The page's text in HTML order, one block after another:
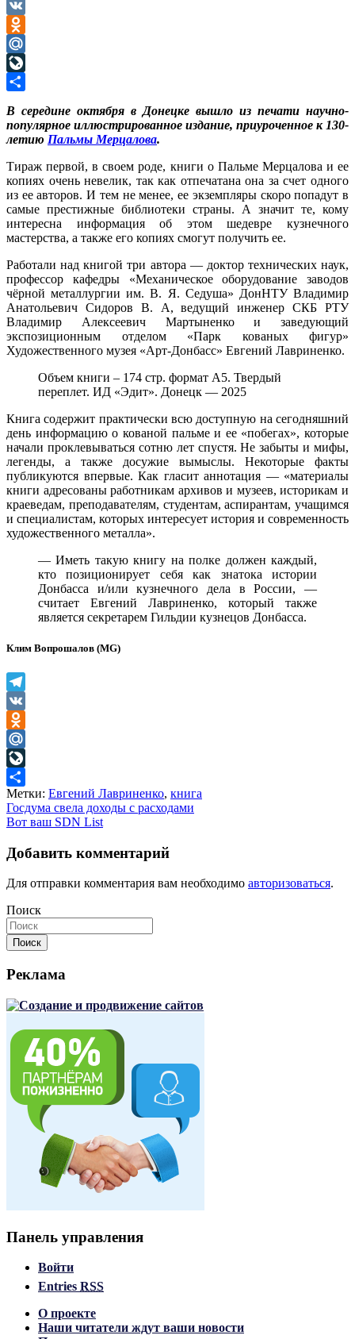
Telegram
VK
Odnoklassniki
Mail.Ru
LiveJournal
В середине октября в Донецке вышло из печати научно-
популярное иллюстрированное издание, приуроченное к 130-
летию Пальмы Мерцалова.
Тираж первой, в своем роде, книги о Пальме Мерцалова и ее
копиях очень невелик, так как отпечатана она за счет одного
из ее авторов. И тем не менее, ее экземпляры скоро попадут в
самые престижные библиотеки страны. А значит те, кому
интересна информация об этом шедевре кузнечного
мастерства, а также его копиях смогут получить ее.
Работали над книгой три автора — доктор технических наук,
профессор кафедры «Механическое оборудование заводов
чёрной металлургии им. В. Я. Седуша» ДонНТУ Владимир
Анатольевич Сидоров В. А, ведущий инженер СКБ РТУ
Владимир Алексеевич Мартыненко и заведующий
экспозиционным отделом «Парк кованых фигур»
Художественного музея «Арт-Донбасс» Евгений Лавриненко.
Объем книги – 174 стр. формат А5. Твердый
переплет. ИД «Эдит». Донецк — 2025
Книга содержит практически всю доступную на сегодняшний
день информацию о кованой пальме и ее «побегах», которые
начали проклевываться сотню лет спустя. Не забыты и мифы,
легенды, а также досужие вымыслы. Некоторые факты
публикуются впервые. Как гласит аннотация — «материалы
книги адресованы работникам архивов и музеев, историкам и
краеведам, преподавателям, студентам, аспирантам, учащимся
и специалистам, которых интересует история и современность
художественного металла».
— Иметь такую книгу на полке должен каждый,
кто позиционирует себя как знатока истории
Донбасса и/или кузнечного дела в России, —
считает Евгений Лавриненко, который также
является секретарем Гильдии кузнецов Донбасса.
Клим Вопрошалов (MG)
Telegram
VK
Odnoklassniki
Mail.Ru
LiveJournal
Отправить
Метки: Евгений Лавриненко, книга
Навигация
по
записям
Госдума свела доходы с расходами
Вот ваш SDN List
Добавить комментарий
Для отправки комментария вам необходимо авторизоваться.
Поиск
Поиск
Реклама
Панель управления
Войти
Entries RSS
О проекте
Наши читатели ждут ваши новости